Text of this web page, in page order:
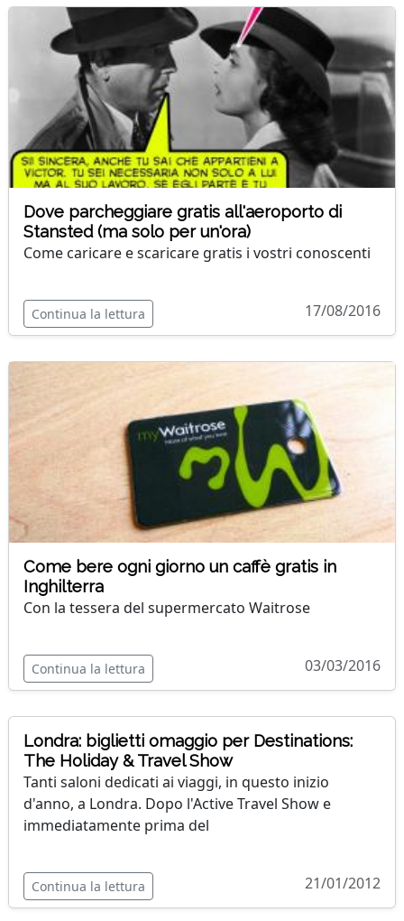
Dove parcheggiare gratis all'aeroporto di
Stansted (ma solo per un'ora)
Come caricare e scaricare gratis i vostri conoscenti
Continua la lettura 17/08/2016
Come bere ogni giorno un caffè gratis in
Inghilterra
Con la tessera del supermercato Waitrose
Continua la lettura 03/03/2016
Londra: biglietti omaggio per Destinations:
The Holiday & Travel Show
Tanti saloni dedicati ai viaggi, in questo inizio
d'anno, a Londra. Dopo l'Active Travel Show e
immediatamente prima del
Continua la lettura 21/01/2012